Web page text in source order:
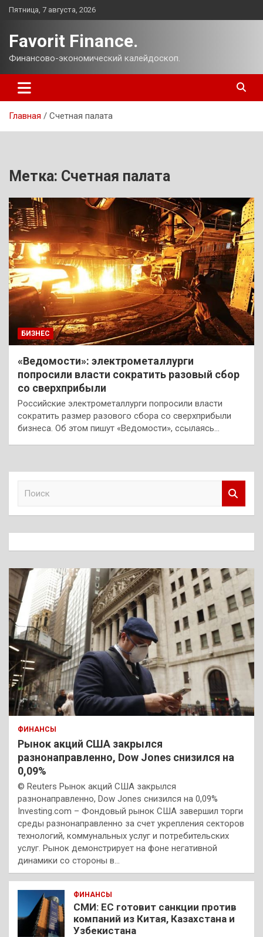
Перейти
Пятница, 7 августа, 2026
Favorit Finance.
Финансово-экономический калейдоскоп.
Главная Счетная палата
Метка: Счетная палата
БИЗНЕС
«Ведомости»: электрометаллурги
попросили власти сократить разовый сбор
со сверхприбыли
Российские электрометаллурги попросили власти
сократить размер разового сбора со сверхприбыли
бизнеса. Об этом пишут «Ведомости», ссылаясь…
к
ФИНАНСЫ
Рынок акций США закрылся
разнонаправленно, Dow Jones снизился на
0,09%
© Reuters Рынок акций США закрылся
разнонаправленно, Dow Jones снизился на 0,09%
Investing.com – Фондовый рынок США завершил торги
среды разнонаправленно за счет укрепления секторов
технологий, коммунальных услуг и потребительских
услуг. Рынок демонстрирует на фоне негативной
динамики со стороны в…
ФИНАНСЫ
СМИ: ЕС готовит санкции против
компаний из Китая, Казахстана и
Узбекистана